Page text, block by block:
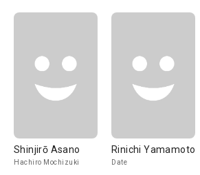
Shinjirō Asano
Hachiro Mochizuki
Rinichi Yamamoto
Date